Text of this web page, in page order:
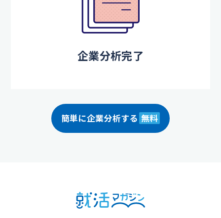
企業分析完了
簡単に企業分析する 無料